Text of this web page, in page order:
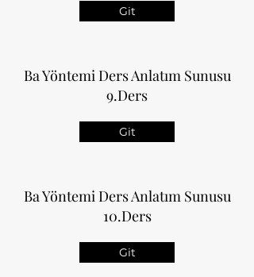
Git
Ba Yöntemi Ders Anlatım Sunusu
9.Ders
Git
Ba Yöntemi Ders Anlatım Sunusu
10.Ders
Git